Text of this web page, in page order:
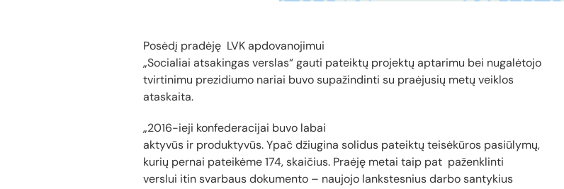
Posėdį pradėję LVK apdovanojimui
„Socialiai atsakingas verslas“ gauti pateiktų projektų aptarimu bei nugalėtojo
tvirtinimu prezidiumo nariai buvo supažindinti su praėjusių metų veiklos
ataskaita.
„2016-ieji konfederacijai buvo labai
aktyvūs ir produktyvūs. Ypač džiugina solidus pateiktų teisėkūros pasiūlymų,
kurių pernai pateikėme 174, skaičius. Praėję metai taip pat paženklinti
verslui itin svarbaus dokumento – naujojo lankstesnius darbo santykius